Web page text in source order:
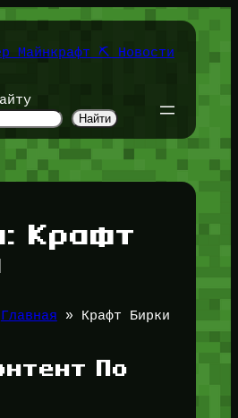
Майнкрафт ⛏️ Новости
Найти
Крафт
Главная » Крафт Бирки
По